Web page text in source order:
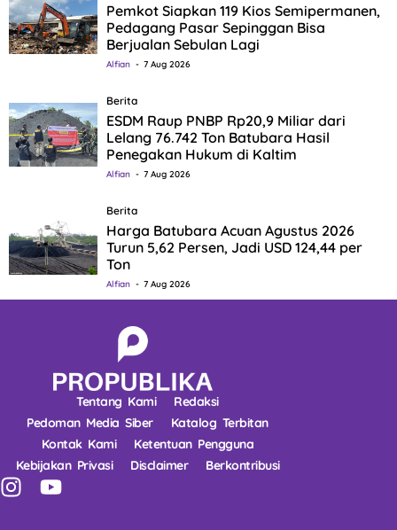
Pemkot Siapkan 119 Kios Semipermanen,
Pedagang Pasar Sepinggan Bisa
Berjualan Sebulan Lagi
Alfian 7 Aug 2026
Berita
ESDM Raup PNBP Rp20,9 Miliar dari
Lelang 76.742 Ton Batubara Hasil
Penegakan Hukum di Kaltim
Alfian 7 Aug 2026
Berita
Harga Batubara Acuan Agustus 2026
Turun 5,62 Persen, Jadi USD 124,44 per
Ton
Alfian 7 Aug 2026
Tentang Kami
Redaksi
Pedoman Media Siber
Katalog Terbitan
Kontak Kami
Ketentuan Pengguna
Kebijakan Privasi
Disclaimer Berkontribusi